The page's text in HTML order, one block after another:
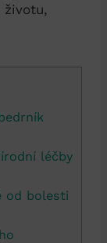
léčby
od bolesti